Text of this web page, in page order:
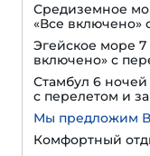
Средиземное
«Все включено»
Эгейское море
включено» с
Стамбул 6 ночей
с перелетом и
Мы предложим
Комфортный